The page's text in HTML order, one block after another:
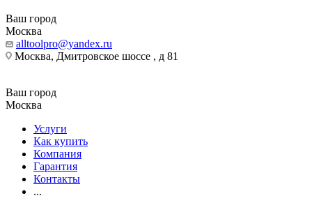
Ваш город
Москва
alltoolpro@yandex.ru
Москва, Дмитровское шоссе , д 81
Ваш город
Москва
Услуги
Как купить
Компания
Гарантия
Контакты
...